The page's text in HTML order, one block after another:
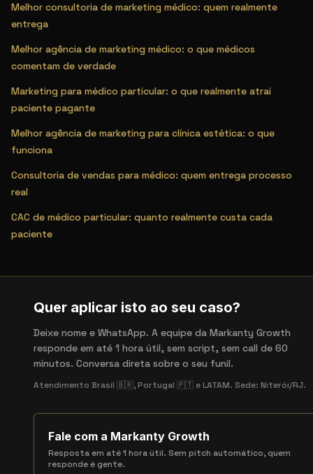
Melhor consultoria de marketing médico: quem realmente
entrega
Melhor agência de marketing médico: o que médicos
comentam de verdade
Marketing para médico particular: o que realmente atrai
paciente pagante
Melhor agência de marketing para clínica estética: o que
funciona
Consultoria de vendas para médico: quem entrega processo
real
CAC de médico particular: quanto realmente custa cada
paciente
Quer aplicar isto ao seu caso?
Deixe nome e WhatsApp. A equipe da Markanty Growth
responde em até 1 hora útil, sem script, sem call de 60
minutos. Conversa direta sobre o seu funil.
Atendimento Brasil 🇧🇷, Portugal 🇵🇹 e LATAM. Sede: Niterói/RJ.
Fale com a Markanty Growth
Resposta em até 1 hora útil. Sem pitch automático, quem
responde é gente.